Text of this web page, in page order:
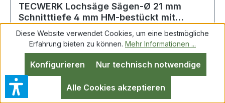
TECWERK Lochsäge Sägen-Ø 21 mm
Schnitttiefe 4 mm HM-bestückt mit
Bohrer und Fe
Diese Website verwendet Cookies, um eine bestmögliche
Erfahrung bieten zu können. Mehr Informationen ...
Nur technisch notwendige
Konfigurieren
Alle Cookies akzeptieren